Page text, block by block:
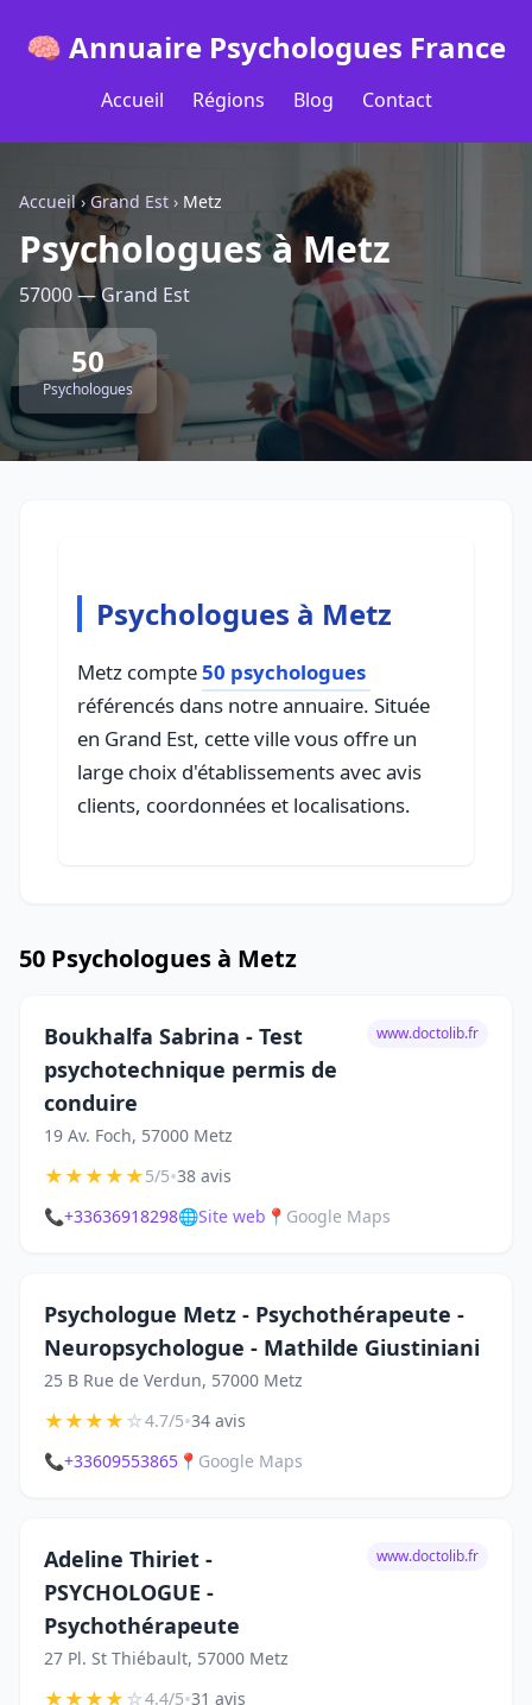
🧠 Annuaire Psychologues France
Accueil Régions Blog Contact
Accueil› Grand Est › Metz
Psychologues à Metz
57000 — Grand Est
50
Psychologues
Psychologues à Metz
Metz compte50 psychologues
référencés dans notre annuaire. Située
en Grand Est, cette ville vous offre un
large choix d'établissements avec avis
clients, coordonnées et localisations.
50 Psychologues à Metz
Boukhalfa Sabrina - Test
psychotechnique permis de
conduire
19 Av. Foch, 57000 Metz
www.doctolib.fr
★★★★★5/5•38 avis
📞+33636918298🌐Site web 📍 Google Maps
Psychologue Metz - Psychothérapeute -
Neuropsychologue - Mathilde Giustiniani
25 B Rue de Verdun, 57000 Metz
★★★★☆4.7/5•34 avis
📞+33609553865 📍 Google Maps
Adeline Thiriet -
PSYCHOLOGUE -
Psychothérapeute
27 Pl. St Thiébault, 57000 Metz
www.doctolib.fr
★★★★☆4.4/5•31 avis